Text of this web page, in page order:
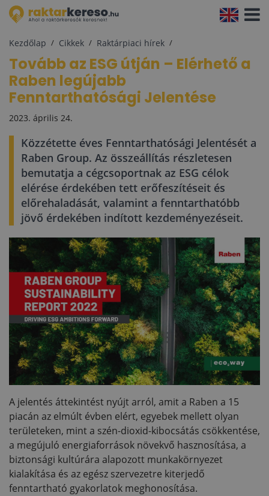
Kezdőlap Cikkek Raktárpiaci hírek
Tovább az ESG útján – Elérhető a
Raben legújabb
Fenntarthatósági Jelentése
2023. április 24.
Közzétette éves Fenntarthatósági Jelentését a
Raben Group. Az összeállítás részletesen
bemutatja a cégcsoportnak az ESG célok
elérése érdekében tett erőfeszítéseit és
előrehaladását, valamint a fenntarthatóbb
jövő érdekében indított kezdeményezéseit.
A jelentés áttekintést nyújt arról, amit a Raben a 15
piacán az elmúlt évben elért, egyebek mellett olyan
területeken, mint a szén-dioxid-kibocsátás csökkentése,
a megújuló energiaforrások növekvő hasznosítása, a
biztonsági kultúrára alapozott munkakörnyezet
kialakítása és az egész szervezetre kiterjedő
fenntartható gyakorlatok meghonosítása.